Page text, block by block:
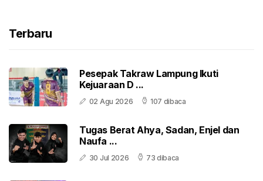
Terbaru
Pesepak Takraw Lampung Ikuti
Kejuaraan D ...
02 Agu 2026 107 dibaca
Tugas Berat Ahya, Sadan, Enjel dan
Naufa ...
30 Jul 2026 73 dibaca